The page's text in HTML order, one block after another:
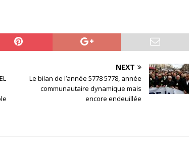
NEXT
Le bilan de l’année 5778 5778, année
communautaire dynamique mais
encore endeuillée